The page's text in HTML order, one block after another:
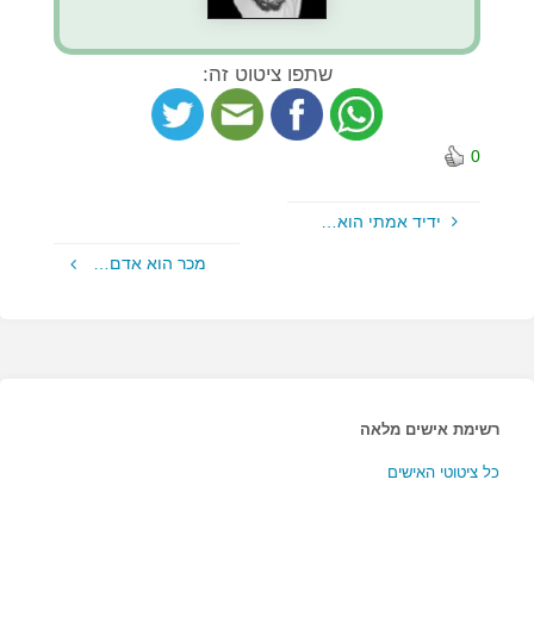
שתפו ציטוט זה:
0
ידיד אמתי הוא…
מכר הוא אדם…
רשימת אישים מלאה
כל ציטוטי האישים